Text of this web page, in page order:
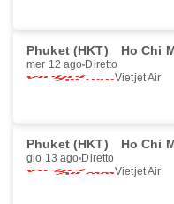
Phuket (HKT) Ho Chi
mer 12 ago Diretto
Vietjet Air
Phuket (HKT) Ho Chi
gio 13 ago Diretto
Vietjet Air